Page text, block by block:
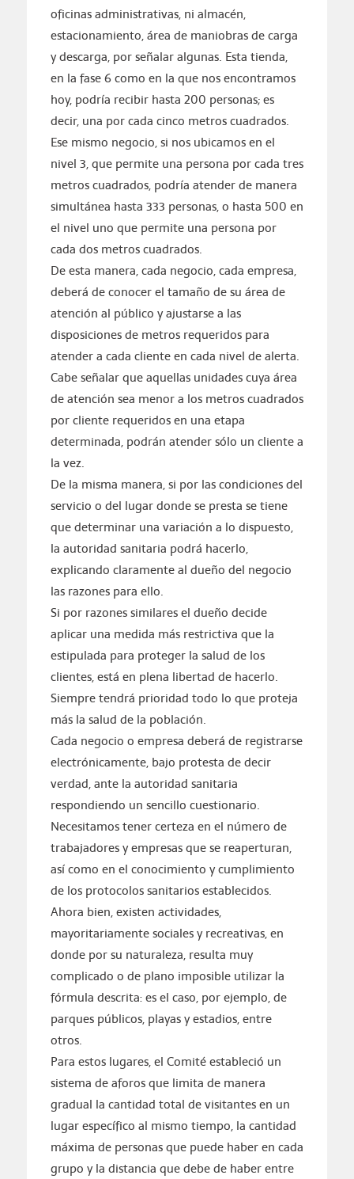
oficinas administrativas, ni almacén,
estacionamiento, área de maniobras de carga
y descarga, por señalar algunas. Esta tienda,
en la fase 6 como en la que nos encontramos
hoy, podría recibir hasta 200 personas; es
decir, una por cada cinco metros cuadrados.
Ese mismo negocio, si nos ubicamos en el
nivel 3, que permite una persona por cada tres
metros cuadrados, podría atender de manera
simultánea hasta 333 personas, o hasta 500 en
el nivel uno que permite una persona por
cada dos metros cuadrados.
De esta manera, cada negocio, cada empresa,
deberá de conocer el tamaño de su área de
atención al público y ajustarse a las
disposiciones de metros requeridos para
atender a cada cliente en cada nivel de alerta.
Cabe señalar que aquellas unidades cuya área
de atención sea menor a los metros cuadrados
por cliente requeridos en una etapa
determinada, podrán atender sólo un cliente a
la vez.
De la misma manera, si por las condiciones del
servicio o del lugar donde se presta se tiene
que determinar una variación a lo dispuesto,
la autoridad sanitaria podrá hacerlo,
explicando claramente al dueño del negocio
las razones para ello.
Si por razones similares el dueño decide
aplicar una medida más restrictiva que la
estipulada para proteger la salud de los
clientes, está en plena libertad de hacerlo.
Siempre tendrá prioridad todo lo que proteja
más la salud de la población.
Cada negocio o empresa deberá de registrarse
electrónicamente, bajo protesta de decir
verdad, ante la autoridad sanitaria
respondiendo un sencillo cuestionario.
Necesitamos tener certeza en el número de
trabajadores y empresas que se reaperturan,
así como en el conocimiento y cumplimiento
de los protocolos sanitarios establecidos.
Ahora bien, existen actividades,
mayoritariamente sociales y recreativas, en
donde por su naturaleza, resulta muy
complicado o de plano imposible utilizar la
fórmula descrita: es el caso, por ejemplo, de
parques públicos, playas y estadios, entre
otros.
Para estos lugares, el Comité estableció un
sistema de aforos que limita de manera
gradual la cantidad total de visitantes en un
lugar específico al mismo tiempo, la cantidad
máxima de personas que puede haber en cada
grupo y la distancia que debe de haber entre